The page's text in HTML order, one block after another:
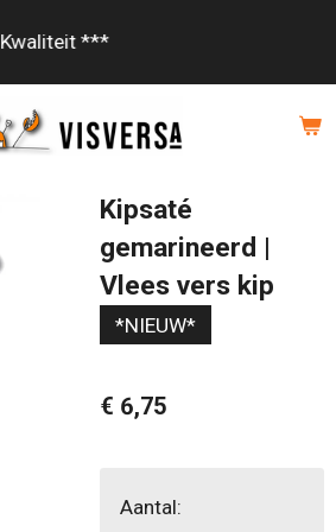
Vanaf €85,- gratis bezorgd!
Kipsaté
gemarineerd |
Vlees vers kip
*NIEUW*
€ 6,75
Aantal: